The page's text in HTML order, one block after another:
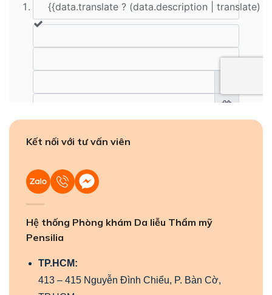
Kết nối với tư vấn viên
Hệ thống Phòng khám Da liễu Thẩm mỹ
Pensilia
TP.HCM:
413 – 415 Nguyễn Đình Chiểu, P. Bàn Cờ,